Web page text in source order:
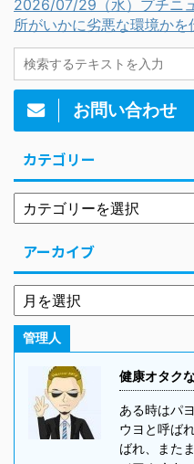
2026/07/29（水）プチニ
所がいかに劣悪な環境かを
お問い合わせ
カテゴリー
アーカイブ
管理人
健康オタク
ある時はパ
ウヨと呼ば
ばれ、また